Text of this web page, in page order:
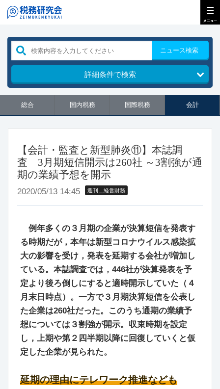
ニュース検索
詳細条件で検索
総合 国内税務 国際税務 会計
【会計・監査と新型肺炎⑪】本誌調
査 3月期短信開示は260社 ～3割強が通
期の業績予想を開示
2020/05/13 14:45 週刊＿経営財務
例年多くの３月期の企業が決算短信を発表す
る時期だが，本年は新型コロナウイルス感染拡
大の影響を受け，発表を延期する会社が増加し
ている。本誌調査では，446社が決算発表を予
定より後ろ倒しにすると適時開示していた（４
月末日時点）。一方で３月期決算短信を公表し
た企業は260社だった。このうち通期の業績予
想については３割強が開示。収束時期を設定
し，上期や第２四半期以降に回復していくと仮
定した企業が見られた。
延期の理由にテレワーク推進なども